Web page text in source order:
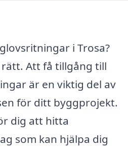
i Trosa?
Att få tillgång till
är en viktig del av
för ditt byggprojekt.
dig att hitta
som kan hjälpa dig